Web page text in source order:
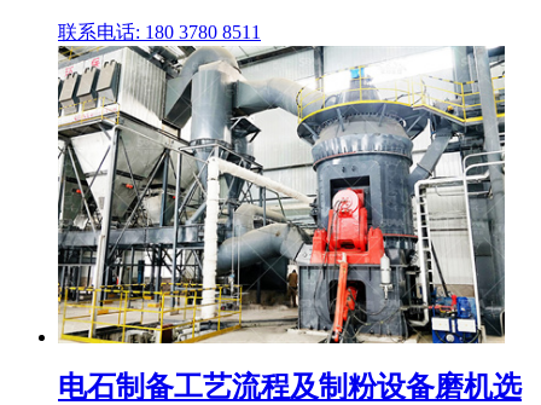
联系电话: 180 3780 8511
电石制备工艺流程及制粉设备磨机选